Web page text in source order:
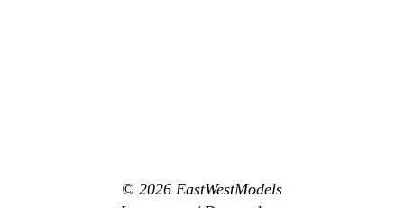
© 2026 EastWestModels